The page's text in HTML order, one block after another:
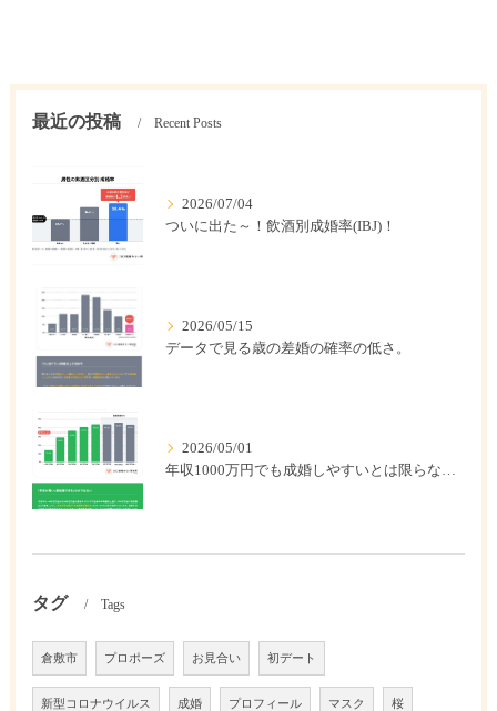
最近の投稿 Recent Posts
2026/07/04
ついに出た～！飲酒別成婚率(IBJ)！
2026/05/15
データで見る歳の差婚の確率の低さ。
2026/05/01
年収1000万円でも成婚しやすいとは限らない? 「年収帯別の成婚率」のリアル
タグ Tags
倉敷市 プロポーズ お見合い 初デート
新型コロナウイルス 成婚 プロフィール マスク 桜